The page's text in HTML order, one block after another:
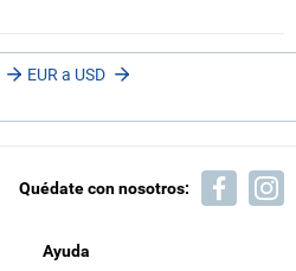
EUR a USD
Quédate con nosotros:
Ayuda